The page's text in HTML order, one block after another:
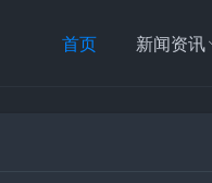
首页 新闻资讯